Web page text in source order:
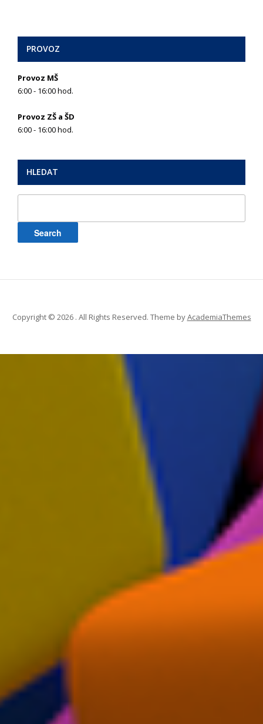
PROVOZ
Provoz MŠ
6:00 - 16:00 hod.
Provoz ZŠ a ŠD
6:00 - 16:00 hod.
HLEDAT
Copyright © 2026 . All Rights Reserved. Theme byAcademiaThemes